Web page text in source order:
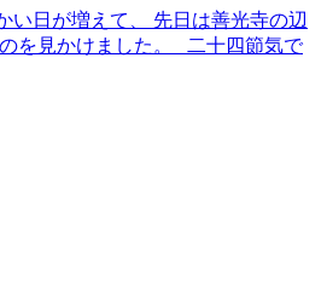
い日が増えて、 先日は善光寺の辺
を見かけました。 二十四節気で